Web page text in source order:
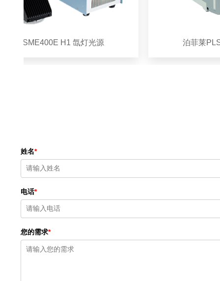
SME400E H1 氙灯光源 泊菲莱PLS-
姓名*
电话*
您的需求*